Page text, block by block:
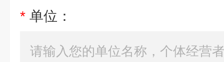
* 单位：